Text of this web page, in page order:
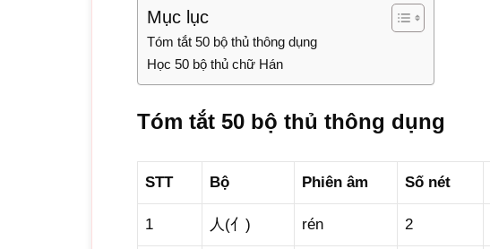
Mục lục
Tóm tắt 50 bộ thủ thông dụng
Học 50 bộ thủ chữ Hán
Tóm tắt 50 bộ thủ thông dụng
STT Bộ Phiên âm Số nét
1 人(亻) rén 2